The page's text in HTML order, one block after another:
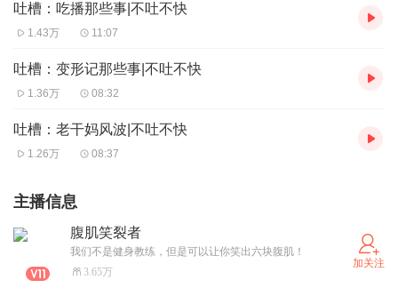
吐槽：吃播那些事|不吐不快
1.43万 11:07
吐槽：变形记那些事|不吐不快
1.36万 08:32
吐槽：老干妈风波|不吐不快
1.26万 08:37
主播信息
腹肌笑裂者
我们不是健身教练，但是可以让你笑出六块腹肌！
3.65万
加关注